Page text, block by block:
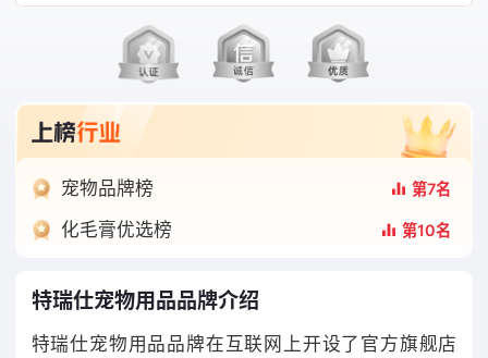
牙刷套
猫沐浴露 营养保健品
宠物品牌榜 第7名
化毛膏优选榜 第10名
特瑞仕宠物用品品牌介绍
特瑞仕宠物用品品牌在互联网上开设了官方旗舰店